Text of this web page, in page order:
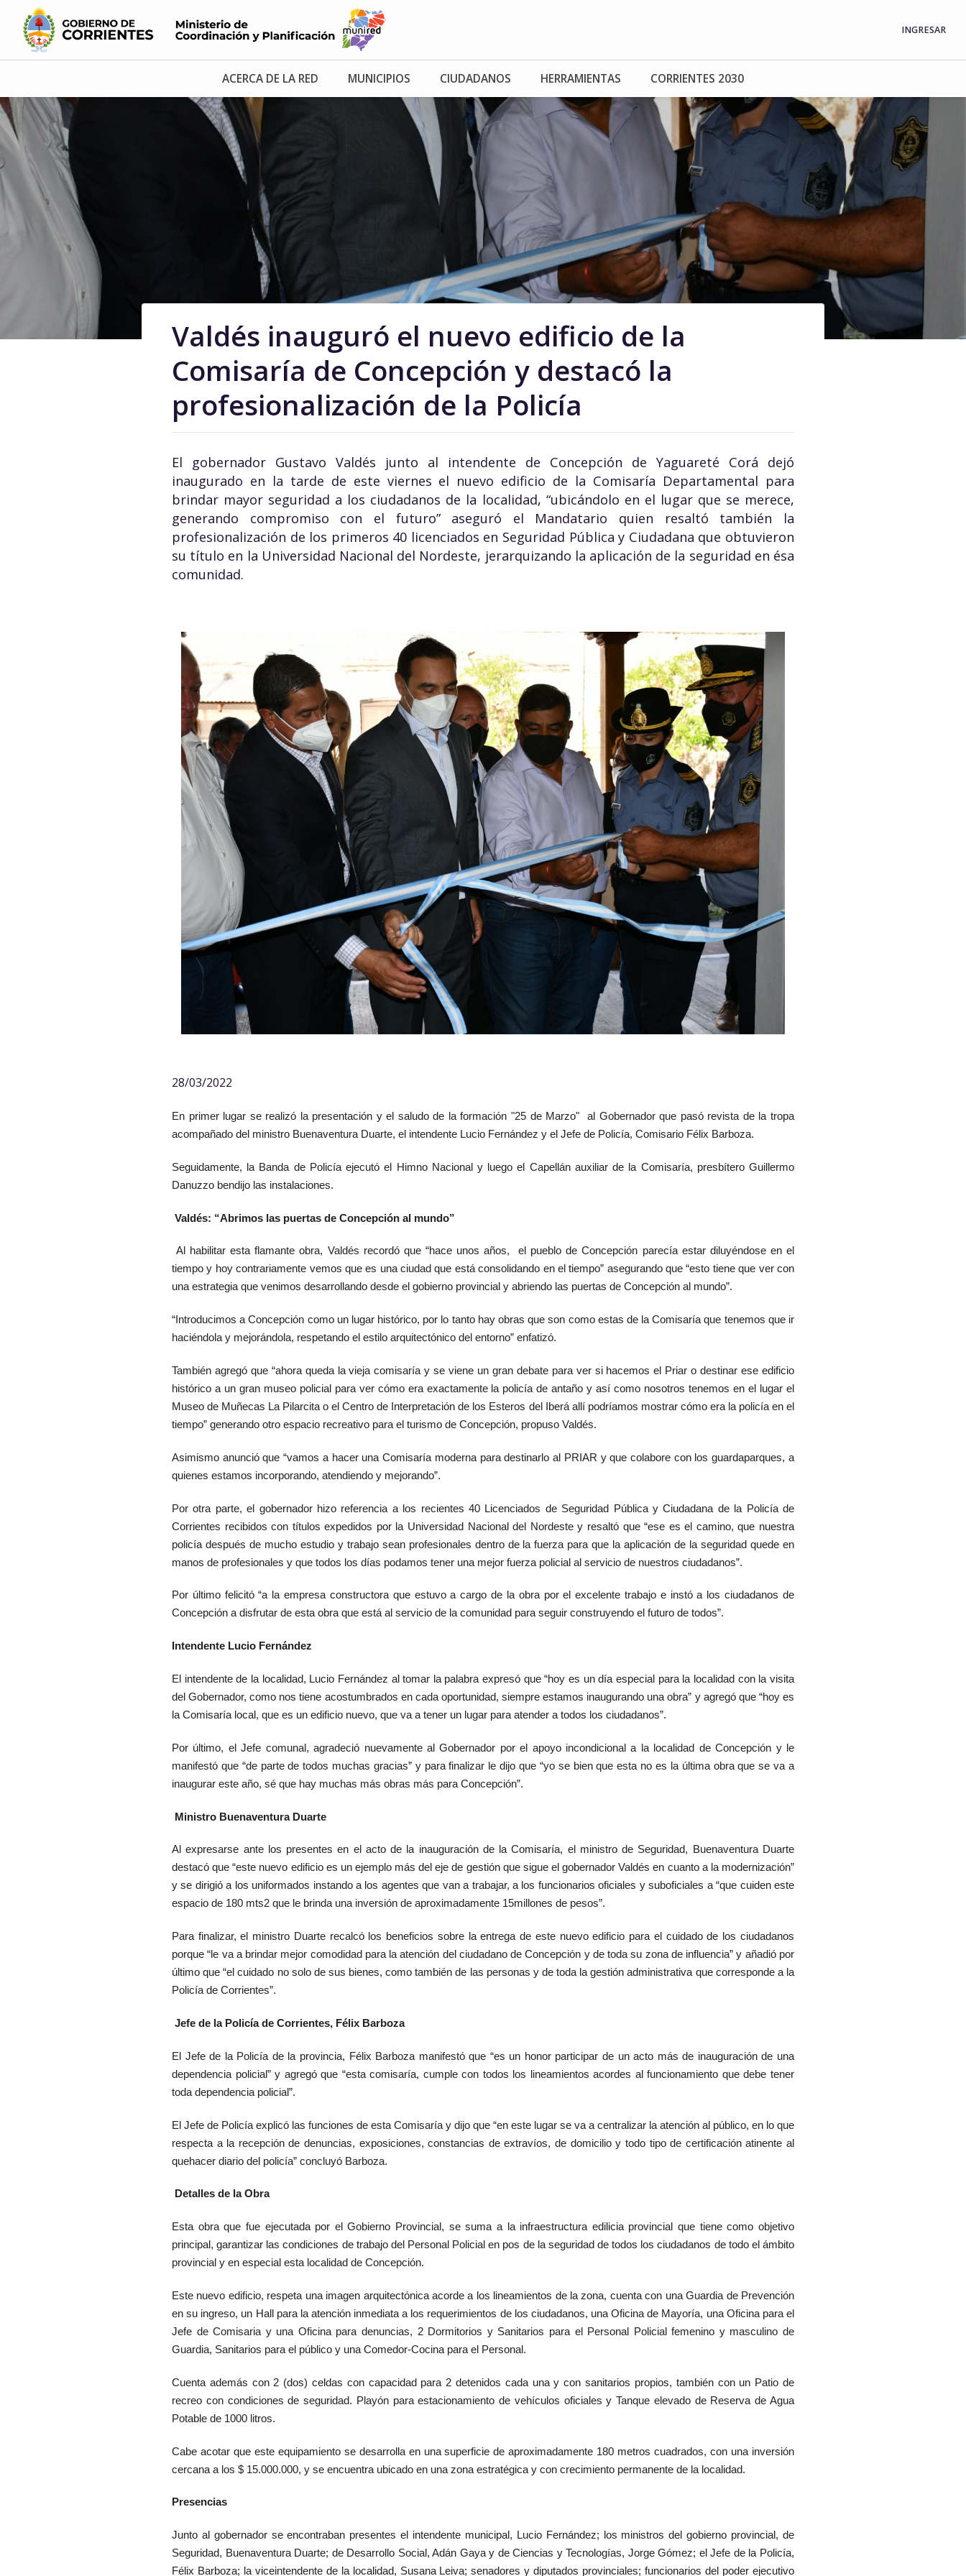
INGRESAR
ACERCA DE LA RED MUNICIPIOS CIUDADANOS HERRAMIENTAS CORRIENTES 2030
Valdés inauguró el nuevo edificio de la
Comisaría de Concepción y destacó la
profesionalización de la Policía
El gobernador Gustavo Valdés junto al intendente de Concepción de Yaguareté Corá dejó
inaugurado en la tarde de este viernes el nuevo edificio de la Comisaría Departamental para
brindar mayor seguridad a los ciudadanos de la localidad, “ubicándolo en el lugar que se merece,
generando compromiso con el futuro” aseguró el Mandatario quien resaltó también la
profesionalización de los primeros 40 licenciados en Seguridad Pública y Ciudadana que obtuvieron
su título en la Universidad Nacional del Nordeste, jerarquizando la aplicación de la seguridad en ésa
comunidad.
28/03/2022
En primer lugar se realizó la presentación y el saludo de la formación "25 de Marzo" al Gobernador que pasó revista de la tropa
acompañado del ministro Buenaventura Duarte, el intendente Lucio Fernández y el Jefe de Policía, Comisario Félix Barboza.
Seguidamente, la Banda de Policía ejecutó el Himno Nacional y luego el Capellán auxiliar de la Comisaría, presbítero Guillermo
Danuzzo bendijo las instalaciones.
Valdés: “Abrimos las puertas de Concepción al mundo”
Al habilitar esta flamante obra, Valdés recordó que “hace unos años, el pueblo de Concepción parecía estar diluyéndose en el
tiempo y hoy contrariamente vemos que es una ciudad que está consolidando en el tiempo” asegurando que “esto tiene que ver con
una estrategia que venimos desarrollando desde el gobierno provincial y abriendo las puertas de Concepción al mundo”.
“Introducimos a Concepción como un lugar histórico, por lo tanto hay obras que son como estas de la Comisaría que tenemos que ir
haciéndola y mejorándola, respetando el estilo arquitectónico del entorno” enfatizó.
También agregó que “ahora queda la vieja comisaría y se viene un gran debate para ver si hacemos el Priar o destinar ese edificio
histórico a un gran museo policial para ver cómo era exactamente la policía de antaño y así como nosotros tenemos en el lugar el
Museo de Muñecas La Pilarcita o el Centro de Interpretación de los Esteros del Iberá allí podríamos mostrar cómo era la policía en el
tiempo” generando otro espacio recreativo para el turismo de Concepción, propuso Valdés.
Asimismo anunció que “vamos a hacer una Comisaría moderna para destinarlo al PRIAR y que colabore con los guardaparques, a
quienes estamos incorporando, atendiendo y mejorando”.
Por otra parte, el gobernador hizo referencia a los recientes 40 Licenciados de Seguridad Pública y Ciudadana de la Policía de
Corrientes recibidos con títulos expedidos por la Universidad Nacional del Nordeste y resaltó que “ese es el camino, que nuestra
policía después de mucho estudio y trabajo sean profesionales dentro de la fuerza para que la aplicación de la seguridad quede en
manos de profesionales y que todos los días podamos tener una mejor fuerza policial al servicio de nuestros ciudadanos”.
Por último felicitó “a la empresa constructora que estuvo a cargo de la obra por el excelente trabajo e instó a los ciudadanos de
Concepción a disfrutar de esta obra que está al servicio de la comunidad para seguir construyendo el futuro de todos”.
Intendente Lucio Fernández
El intendente de la localidad, Lucio Fernández al tomar la palabra expresó que “hoy es un día especial para la localidad con la visita
del Gobernador, como nos tiene acostumbrados en cada oportunidad, siempre estamos inaugurando una obra” y agregó que “hoy es
la Comisaría local, que es un edificio nuevo, que va a tener un lugar para atender a todos los ciudadanos”.
Por último, el Jefe comunal, agradeció nuevamente al Gobernador por el apoyo incondicional a la localidad de Concepción y le
manifestó que “de parte de todos muchas gracias” y para finalizar le dijo que “yo se bien que esta no es la última obra que se va a
inaugurar este año, sé que hay muchas más obras más para Concepción”.
Ministro Buenaventura Duarte
Al expresarse ante los presentes en el acto de la inauguración de la Comisaría, el ministro de Seguridad, Buenaventura Duarte
destacó que “este nuevo edificio es un ejemplo más del eje de gestión que sigue el gobernador Valdés en cuanto a la modernización”
y se dirigió a los uniformados instando a los agentes que van a trabajar, a los funcionarios oficiales y suboficiales a “que cuiden este
espacio de 180 mts2 que le brinda una inversión de aproximadamente 15millones de pesos”.
Para finalizar, el ministro Duarte recalcó los beneficios sobre la entrega de este nuevo edificio para el cuidado de los ciudadanos
porque “le va a brindar mejor comodidad para la atención del ciudadano de Concepción y de toda su zona de influencia” y añadió por
último que “el cuidado no solo de sus bienes, como también de las personas y de toda la gestión administrativa que corresponde a la
Policía de Corrientes”.
Jefe de la Policía de Corrientes, Félix Barboza
El Jefe de la Policía de la provincia, Félix Barboza manifestó que “es un honor participar de un acto más de inauguración de una
dependencia policial” y agregó que “esta comisaría, cumple con todos los lineamientos acordes al funcionamiento que debe tener
toda dependencia policial”.
El Jefe de Policía explicó las funciones de esta Comisaría y dijo que “en este lugar se va a centralizar la atención al público, en lo que
respecta a la recepción de denuncias, exposiciones, constancias de extravíos, de domicilio y todo tipo de certificación atinente al
quehacer diario del policía” concluyó Barboza.
Detalles de la Obra
Esta obra que fue ejecutada por el Gobierno Provincial, se suma a la infraestructura edilicia provincial que tiene como objetivo
principal, garantizar las condiciones de trabajo del Personal Policial en pos de la seguridad de todos los ciudadanos de todo el ámbito
provincial y en especial esta localidad de Concepción.
Este nuevo edificio, respeta una imagen arquitectónica acorde a los lineamientos de la zona, cuenta con una Guardia de Prevención
en su ingreso, un Hall para la atención inmediata a los requerimientos de los ciudadanos, una Oficina de Mayoría, una Oficina para el
Jefe de Comisaria y una Oficina para denuncias, 2 Dormitorios y Sanitarios para el Personal Policial femenino y masculino de
Guardia, Sanitarios para el público y una Comedor-Cocina para el Personal.
Cuenta además con 2 (dos) celdas con capacidad para 2 detenidos cada una y con sanitarios propios, también con un Patio de
recreo con condiciones de seguridad. Playón para estacionamiento de vehículos oficiales y Tanque elevado de Reserva de Agua
Potable de 1000 litros.
Cabe acotar que este equipamiento se desarrolla en una superficie de aproximadamente 180 metros cuadrados, con una inversión
cercana a los $ 15.000.000, y se encuentra ubicado en una zona estratégica y con crecimiento permanente de la localidad.
Presencias
Junto al gobernador se encontraban presentes el intendente municipal, Lucio Fernández; los ministros del gobierno provincial, de
Seguridad, Buenaventura Duarte; de Desarrollo Social, Adán Gaya y de Ciencias y Tecnologías, Jorge Gómez; el Jefe de la Policía,
Félix Barboza; la viceintendente de la localidad, Susana Leiva; senadores y diputados provinciales; funcionarios del poder ejecutivo